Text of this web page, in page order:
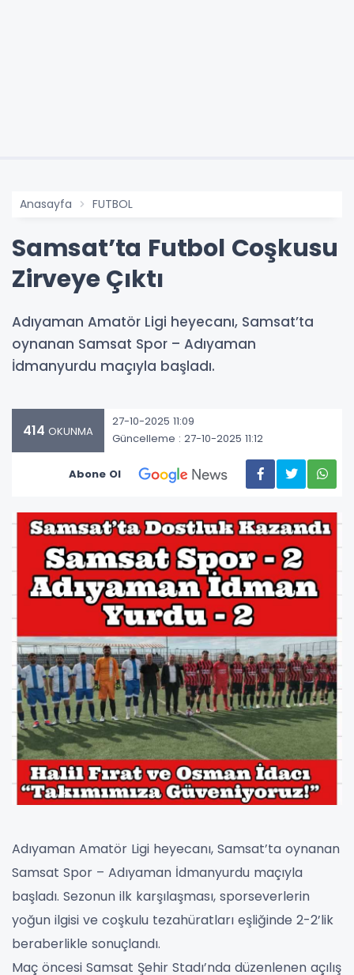
Anasayfa FUTBOL
Samsat’ta Futbol Coşkusu
Zirveye Çıktı
Adıyaman Amatör Ligi heyecanı, Samsat’ta
oynanan Samsat Spor – Adıyaman
İdmanyurdu maçıyla başladı.
414 OKUNMA
27-10-2025 11:09
Güncelleme : 27-10-2025 11:12
Abone Ol
Adıyaman Amatör Ligi heyecanı, Samsat’ta oynanan
Samsat Spor – Adıyaman İdmanyurdu maçıyla
başladı. Sezonun ilk karşılaşması, sporseverlerin
yoğun ilgisi ve coşkulu tezahüratları eşliğinde 2-2’lik
beraberlikle sonuçlandı.
Maç öncesi Samsat Şehir Stadı’nda düzenlenen açılış